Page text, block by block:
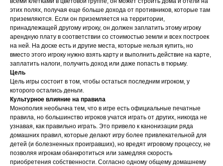
этих полях, получая еще больше дохода от противников, которые там
приземляются. Если он приземляется на территории,
принадлежащей другому игроку, он должен заплатить этому игроку
арендную плату в соответствии со стоимостью земли и всех построек
на ней. На доске есть и другие места, которые нельзя купить, но
вместо этого игроку нужно взять карту и выполнить действие на карте,
заплатить налоги, получить доход или даже попасть в тюрьму.
Цель
Цель игры состоит в том, чтобы остаться последним игроком, у
которого остались деньги.
Культурное влияние на правила
Монополия необычна тем, что в игре есть официальные печатные
правила, но большинство игроков учатся играть от других, никогда не
узнавая, как правильно играть. Это привело к канонизации ряда
домашних правил, которые делают игру более привлекательной для
детей (и болезненных проигравших), но вредят игровому процессу, не
позволяя игрокам обанкротиться или замедляя скорость
приобретения собственности. Согласно одному общему домашнему